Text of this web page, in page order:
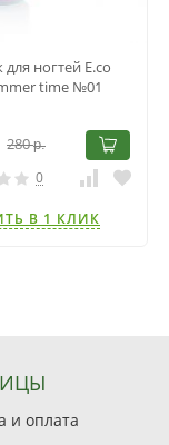
для ногтей E.co
time №01
280р.
0
В 1 КЛИК
и оплата